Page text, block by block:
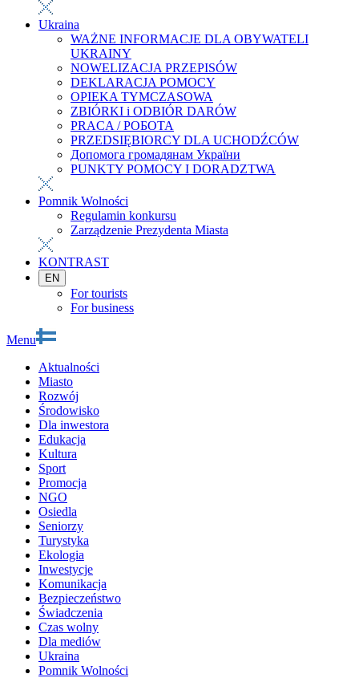
Ukraina
WAŻNE INFORMACJE DLA OBYWATELI
UKRAINY
NOWELIZACJA PRZEPISÓW
DEKLARACJA POMOCY
OPIEKA TYMCZASOWA
ZBIÓRKI i ODBIÓR DARÓW
PRACA / РОБОТА
PRZEDSIĘBIORCY DLA UCHODŹCÓW
Допомога громадянам України
PUNKTY POMOCY I DORADZTWA
Pomnik Wolności
Regulamin konkursu
Zarządzenie Prezydenta Miasta
KONTRAST
EN
For tourists
For business
Menu
Aktualności
Miasto
Rozwój
Środowisko
Dla inwestora
Edukacja
Kultura
Sport
Promocja
NGO
Osiedla
Seniorzy
Turystyka
Ekologia
Inwestycje
Komunikacja
Bezpieczeństwo
Świadczenia
Czas wolny
Dla mediów
Ukraina
Pomnik Wolności